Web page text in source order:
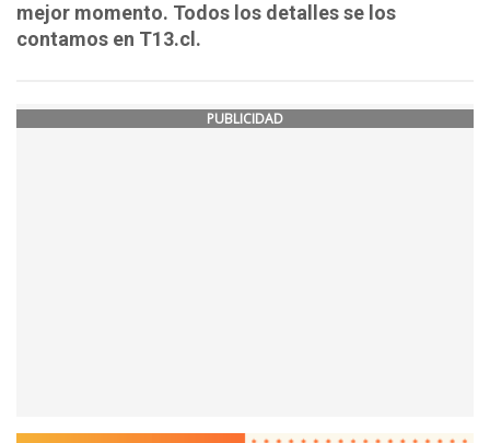
mejor momento. Todos los detalles se los
contamos en T13.cl.
PUBLICIDAD